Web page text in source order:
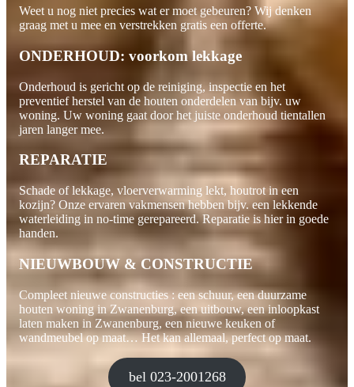
Weet u nog niet precies wat er moet gebeuren? Wij denken
graag met u mee en verstrekken gratis een offerte.
ONDERHOUD: voorkom lekkage
Onderhoud is gericht op de reiniging, inspectie en het
preventief herstel van de houten onderdelen van bijv. uw
woning. Uw woning gaat door het juiste onderhoud tientallen
jaren langer mee.
REPARATIE
Schade of lekkage, vloerverwarming lekt, houtrot in een
kozijn? Onze ervaren vakmensen hebben bijv. een lekkende
waterleiding in no-time gerepareerd. Reparatie is hier in goede
handen.
NIEUWBOUW & CONSTRUCTIE
Compleet nieuwe constructies : een schuur, een duurzame
houten woning in Zwanenburg, een uitbouw, een inloopkast
laten maken in Zwanenburg, een nieuwe keuken of
wandmeubel op maat… Het kan allemaal, perfect op maat.
bel 023-2001268